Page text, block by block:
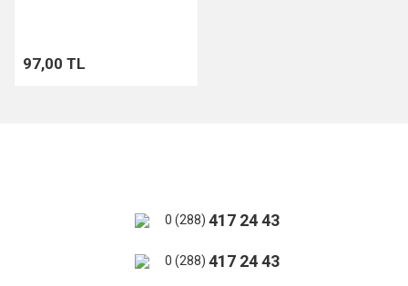
97,00 TL
0 (288) 417 24 43
0 (288) 417 24 43